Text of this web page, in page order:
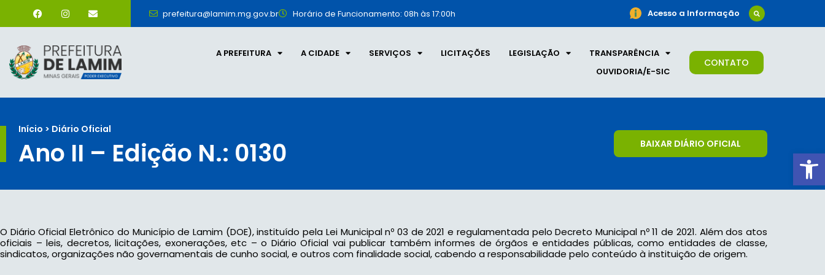
prefeitura@lamim.mg.gov.br Horário de Funcionamento: 08h às 17:00h Acesso a Informação
A PREFEITURA A CIDADE SERVIÇOS LICITAÇÕES LEGISLAÇÃO
TRANSPARÊNCIA
OUVIDORIA/E-SIC
CONTATO
Início > Diário Oficial
Ano II – Edição N.: 0130 BAIXAR DIÁRIO OFICIAL
O Diário Oficial Eletrônico do Município de Lamim (DOE), instituído pela Lei Municipal nº 03 de 2021 e regulamentada pelo Decreto Municipal nº 11 de 2021. Além dos atos
oficiais – leis, decretos, licitações, exonerações, etc – o Diário Oficial vai publicar também informes de órgãos e entidades públicas, como entidades de classe,
sindicatos, organizações não governamentais de cunho social, e outros com finalidade social, cabendo a responsabilidade pelo conteúdo à instituição de origem.